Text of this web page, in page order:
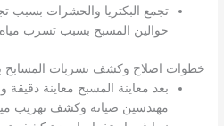
تجمع البكتريا والحشرات بسبب
حوالين المسبح بسبب تسرب مياه
خطوات اصلاح وكشف تسربات
بعد معاينة المسبح معاينة
مهندسين صيانة وكشف تهريب